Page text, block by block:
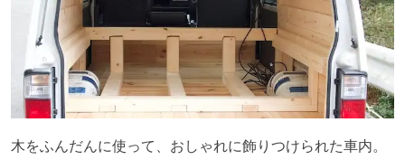
木をふんだんに使って、おしゃれに飾りつけられた車内。